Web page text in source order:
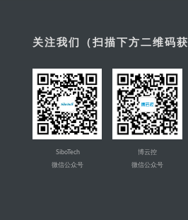
关注我们（扫描下方二维码
SiboTech
微信公众号
博云控
微信公众号